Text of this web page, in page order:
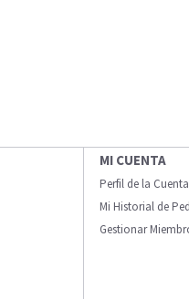
MI CUENTA
Perfil de la Cuenta
Mi Historial de
Gestionar